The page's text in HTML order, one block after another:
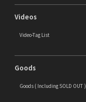
Videos
Video-Tag List
Goods
Goods ( Including SOLD OUT )